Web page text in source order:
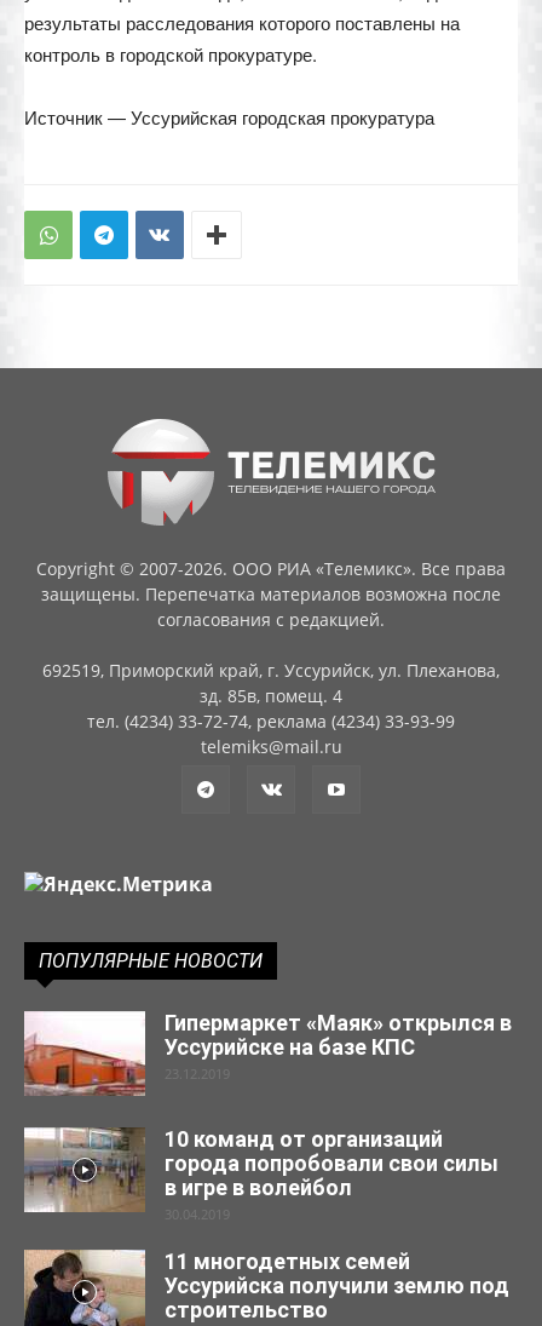
результаты расследования которого поставлены на
контроль в городской прокуратуре.
Источник — Уссурийская городская прокуратура
Copyright © 2007-2026. ООО РИА «Телемикс». Все права
защищены. Перепечатка материалов возможна после
согласования с редакцией.
692519, Приморский край, г. Уссурийск, ул. Плеханова,
зд. 85в, помещ. 4
тел. (4234) 33-72-74, реклама (4234) 33-93-99
telemiks@mail.ru
ПОПУЛЯРНЫЕ НОВОСТИ
Гипермаркет «Маяк» открылся в
Уссурийске на базе КПС
23.12.2019
10 команд от организаций
города попробовали свои силы
в игре в волейбол
30.04.2019
11 многодетных семей
Уссурийска получили землю под
строительство